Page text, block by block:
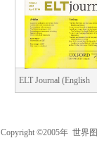
ELT Journal (English
Copyright ©2005年 世界